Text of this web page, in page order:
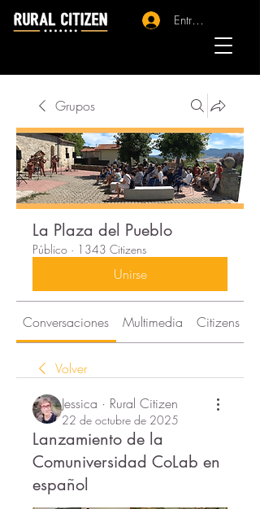
Entrar - Registro
Grupos
La Plaza del Pueblo
Público · 1343 Citizens
Unirse
Conversaciones Multimedia Citizens
Volver
Jessica · Rural Citizen
22 de octubre de 2025
Lanzamiento de la
Comuniversidad CoLab en
español